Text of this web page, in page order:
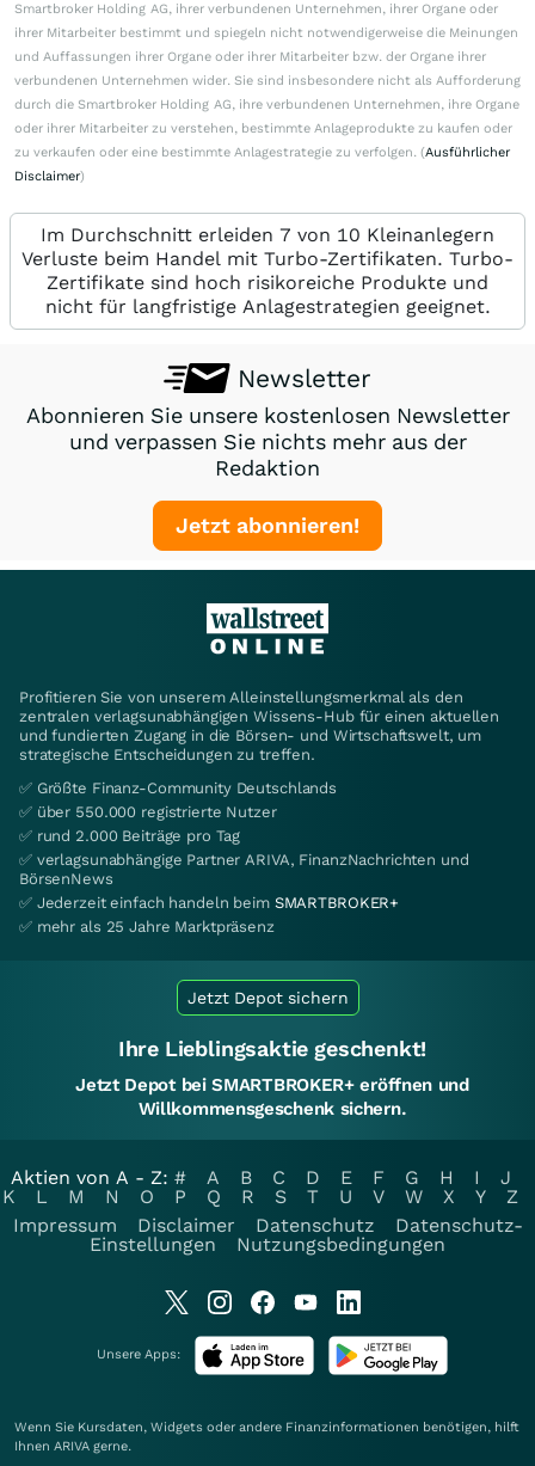
Smartbroker Holding AG, ihrer verbundenen Unternehmen, ihrer Organe oder
ihrer Mitarbeiter bestimmt und spiegeln nicht notwendigerweise die Meinungen
und Auffassungen ihrer Organe oder ihrer Mitarbeiter bzw. der Organe ihrer
verbundenen Unternehmen wider. Sie sind insbesondere nicht als Aufforderung
durch die Smartbroker Holding AG, ihre verbundenen Unternehmen, ihre Organe
oder ihrer Mitarbeiter zu verstehen, bestimmte Anlageprodukte zu kaufen oder
zu verkaufen oder eine bestimmte Anlagestrategie zu verfolgen. (Ausführlicher
Disclaimer)
Im Durchschnitt erleiden 7 von 10 Kleinanlegern
Verluste beim Handel mit Turbo-Zertifikaten. Turbo-
Zertifikate sind hoch risikoreiche Produkte und
nicht für langfristige Anlagestrategien geeignet.
Newsletter
Abonnieren Sie unsere kostenlosen Newsletter
und verpassen Sie nichts mehr aus der
Redaktion
Jetzt abonnieren!
Profitieren Sie von unserem Alleinstellungsmerkmal als den
zentralen verlagsunabhängigen Wissens-Hub für einen aktuellen
und fundierten Zugang in die Börsen- und Wirtschaftswelt, um
strategische Entscheidungen zu treffen.
✅ Größte Finanz-Community Deutschlands
✅ über 550.000 registrierte Nutzer
✅ rund 2.000 Beiträge pro Tag
✅ verlagsunabhängige Partner ARIVA, FinanzNachrichten und
BörsenNews
✅ Jederzeit einfach handeln beim SMARTBROKER+
✅ mehr als 25 Jahre Marktpräsenz
Jetzt Depot sichern
Ihre Lieblingsaktie geschenkt!
Jetzt Depot bei SMARTBROKER+ eröffnen und
Willkommensgeschenk sichern.
Aktien von A - Z: # A B C D E F G H I
J
K
L M N O P Q R S T U V W X Y
Z
Impressum
Disclaimer Datenschutz
Datenschutz-
Einstellungen
Nutzungsbedingungen
Unsere Apps:
Wenn Sie Kursdaten, Widgets oder andere Finanzinformationen benötigen, hilft
Ihnen ARIVA gerne.